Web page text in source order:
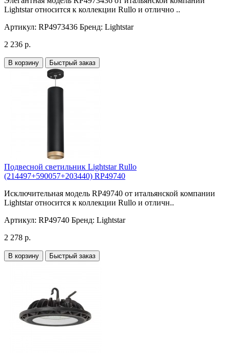
Lightstar относится к коллекции Rullo и отлично ..
Артикул: RP4973436 Бренд: Lightstar
2 236 р.
В корзину Быстрый заказ
Подвесной светильник Lightstar Rullo
(214497+590057+203440) RP49740
Исключительная модель RP49740 от итальянской компании
Lightstar относится к коллекции Rullo и отличн..
Артикул: RP49740 Бренд: Lightstar
2 278 р.
В корзину Быстрый заказ